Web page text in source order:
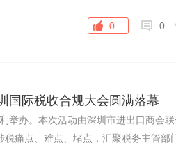
0 0
国际税收合规大会圆满落幕
举办。本次活动由深圳市进出口商会
痛点、难点、堵点，汇聚税务主管部